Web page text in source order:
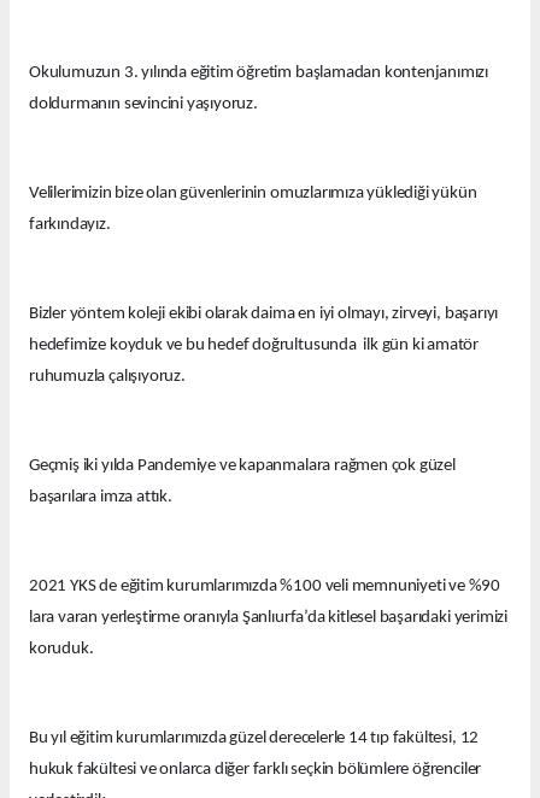
Okulumuzun 3. yılında eğitim öğretim başlamadan kontenjanımızı
doldurmanın sevincini yaşıyoruz.
Velilerimizin bize olan güvenlerinin omuzlarımıza yüklediği yükün
farkındayız.
Bizler yöntem koleji ekibi olarak daima en iyi olmayı, zirveyi, başarıyı
hedefimize koyduk ve bu hedef doğrultusunda ilk gün ki amatör
ruhumuzla çalışıyoruz.
Geçmiş iki yılda Pandemiye ve kapanmalara rağmen çok güzel
başarılara imza attık.
2021 YKS de eğitim kurumlarımızda %100 veli memnuniyeti ve %90
lara varan yerleştirme oranıyla Şanlıurfa’da kitlesel başarıdaki yerimizi
koruduk.
Bu yıl eğitim kurumlarımızda güzel derecelerle 14 tıp fakültesi, 12
hukuk fakültesi ve onlarca diğer farklı seçkin bölümlere öğrenciler